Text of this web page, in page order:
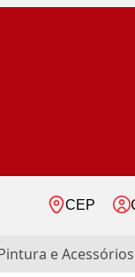
CEP
e Acessórios